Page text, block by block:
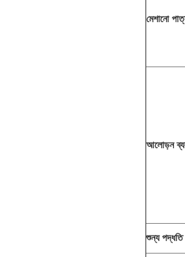
মেশানো
আলোড়ন
শুন্য পদ্ধতি